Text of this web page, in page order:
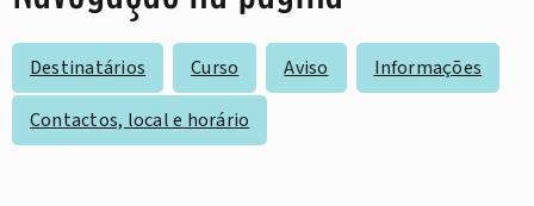
Destinatários Curso Aviso
Informações
Contactos, local e horário